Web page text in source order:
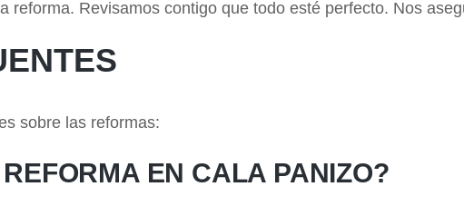
reforma. Revisamos contigo que todo esté perfecto. Nos
sobre las reformas:
EN CALA PANIZO?